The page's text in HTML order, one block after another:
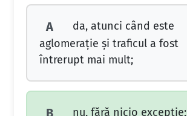
A
da, atunci când este
aglomeraţie şi traficul a fost
întrerupt mai mult;
B nu, fără nicio excepţie;